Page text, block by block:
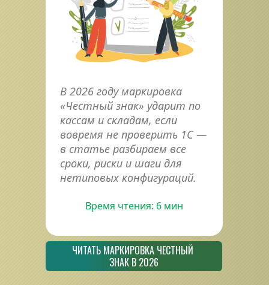
В 2026 году маркировка
«Честный знак» ударит по
кассам и складам, если
вовремя не проверить 1С —
в статье разбираем все
сроки, риски и шаги для
нетиповых конфигураций.
Время чтения: 6 мин
ЧИТАТЬ МАРКИРОВКА ЧЕСТНЫЙ
ЗНАК В 2026